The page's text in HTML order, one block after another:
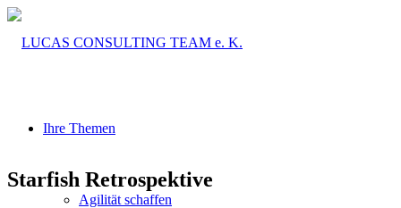
Ihre Themen
Agilität schaffen
Starfish Retrospektive